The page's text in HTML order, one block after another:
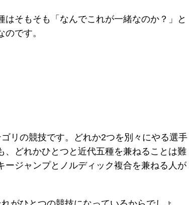
そもそも「なんでこれが一緒なのか？」と
です。
リの競技です。どれか2つを別々にやる選手
、どれかひとつと近代五種を兼ねることは難
ージャンプとノルディック複合を兼ねる人が